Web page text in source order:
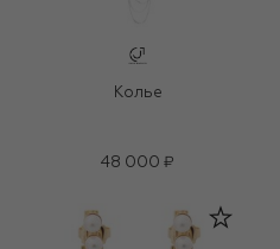
Колье
48 000 ₽